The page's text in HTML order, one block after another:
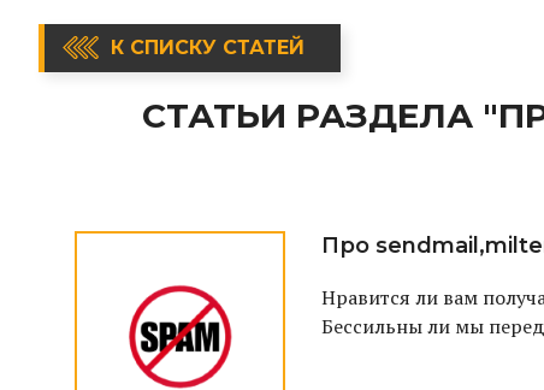
К СПИСКУ СТАТЕЙ
СТАТЬИ РАЗДЕЛА
Про
Нравится ли вам
Бессильны ли мы